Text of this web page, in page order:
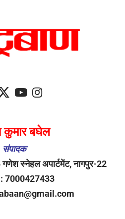
बघेल
संपादक
गणेश स्नेहल अपार्टमेंट, नागपुर-22
: 7000427433